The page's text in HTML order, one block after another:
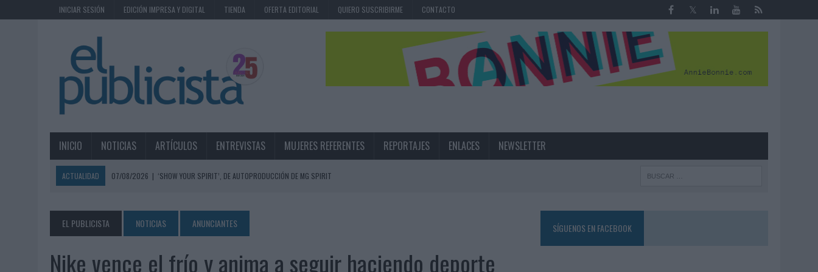
INICIAR SESIÓN EDICIÓN IMPRESA Y DIGITAL TIENDA OFERTA EDITORIAL QUIERO SUSCRIBIRME CONTACTO
INICIO NOTICIAS ARTÍCULOS ENTREVISTAS MUJERES REFERENTES REPORTAJES ENLACES NEWSLETTER
ACTUALIDAD 07/08/2026 | ‘SHOW YOUR SPIRIT’, DE AUTOPRODUCCIÓN DE MG SPIRIT
07/08/2026 | MG SPIRIT RELANZA SU MARCA CON UNA ESTRATEGIA 360º CENTRADA EN EL ORIGEN BARCELONÉS
07/08/2026
PATRÓN CONVIERTE EL NUEVO SINGLE DE ARÓN PIPER EN UNA EXPERIENCIA DE MARCA EN IBIZA
EL PUBLICISTA NOTICIAS ANUNCIANTES
Nike vence el frío y anima a seguir haciendo deporte
SÍGUENOS EN FACEBOOK